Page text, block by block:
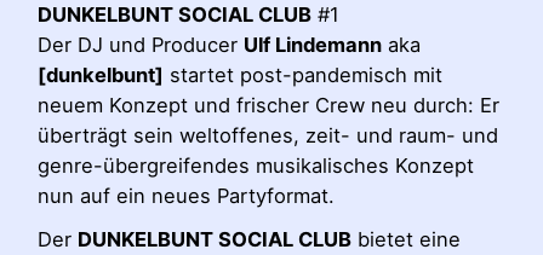
DUNKELBUNT SOCIAL CLUB #1
Der DJ und Producer Ulf Lindemann aka
[dunkelbunt] startet post-pandemisch mit
neuem Konzept und frischer Crew neu durch: Er
überträgt sein weltoffenes, zeit- und raum- und
genre-übergreifendes musikalisches Konzept
nun auf ein neues Partyformat.
Der DUNKELBUNT SOCIAL CLUB bietet eine